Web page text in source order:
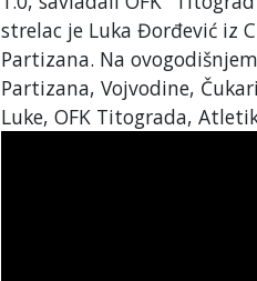
strelac je Luka Đorđević iz
Partizana. Na
Partizana, Vojvodine,
Luke, OFK Titograda,